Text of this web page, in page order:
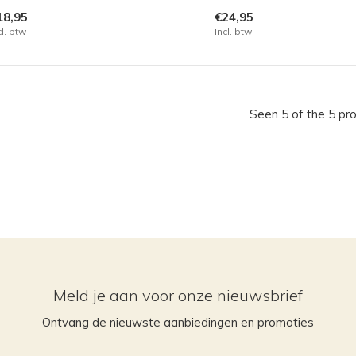
btw
€24,95
Incl. btw
Seen 5 of the 5
Meld je aan voor onze nieuwsbrief
Ontvang de nieuwste aanbiedingen en promoties